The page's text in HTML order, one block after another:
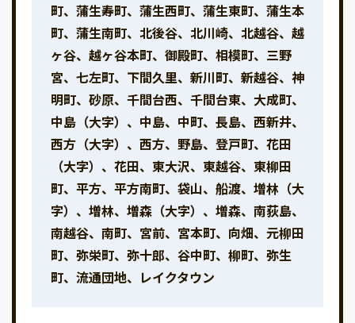
町、蒲生寿町、蒲生西町、蒲生東町、蒲生本
町、蒲生南町、北後谷、北川崎、北越谷、越
ヶ谷、越ヶ谷本町、御殿町、相模町、三野
宮、七左町、下間久里、新川町、新越谷、神
明町、砂原、千間台西、千間台東、大成町、
中島（大字）、中島、中町、長島、西新井、
西方（大字）、西方、野島、登戸町、花田
（大字）、花田、東大沢、東越谷、東柳田
町、平方、平方南町、袋山、船渡、増林（大
字）、増林、増森（大字）、増森、南荻島、
南越谷、南町、宮前、宮本町、向畑、元柳田
町、弥栄町、弥十郎、谷中町、柳町、弥生
町、流通団地、レイクタウン